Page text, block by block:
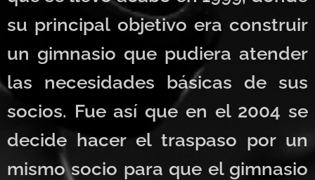
su principal objetivo era construir
un gimnasio que pudiera atender
las necesidades básicas de sus
socios. Fue así que en el 2004 se
decide hacer el traspaso por un
mismo socio para que el gimnasio